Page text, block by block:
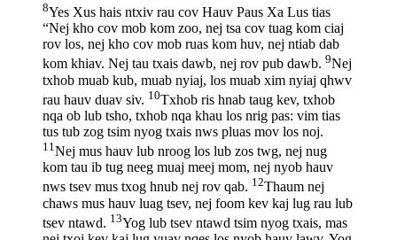
8Yes Xus hais ntxiv rau cov Hauv Paus Xa Lus tias
“Nej kho cov mob kom zoo, nej tsa cov tuag kom ciaj
rov los, nej kho cov mob ruas kom huv, nej ntiab dab
kom khiav. Nej tau txais dawb, nej rov pub dawb. 9Nej
txhob muab kub, muab nyiaj, los muab xim nyiaj qhwv
rau hauv duav siv. 10Txhob ris hnab taug kev, txhob
nqa ob lub tsho, txhob nqa khau los nrig pas: vim tias
tus tub zog tsim nyog txais nws pluas mov los noj.
11Nej mus hauv lub nroog los lub zos twg, nej nug
kom tau ib tug neeg muaj meej mom, nej nyob hauv
nws tsev mus txog hnub nej rov qab. 12Thaum nej
chaws mus hauv luag tsev, nej foom kev kaj lug rau lub
tsev ntawd. 13Yog lub tsev ntawd tsim nyog txais, mas